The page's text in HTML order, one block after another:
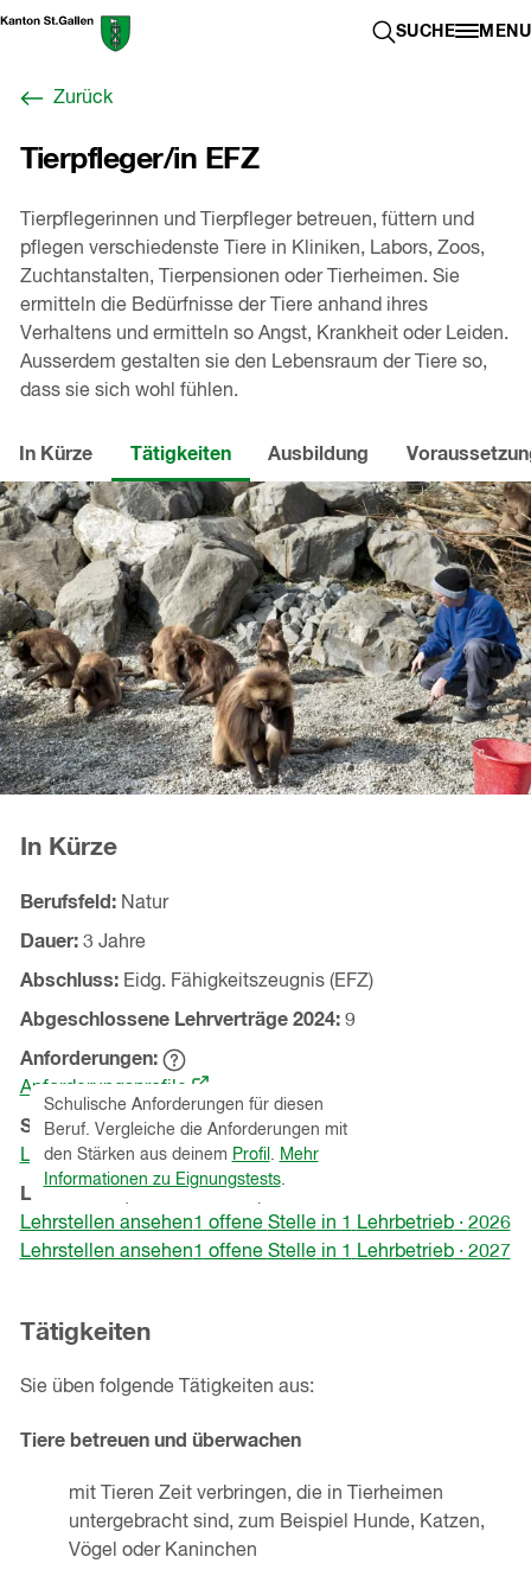
Zum
Berufswahl-
Startseite
SUCHE
SUCHE MENU
Zurück
Tierpfleger/in EFZ
Tierpflegerinnen und Tierpfleger betreuen, füttern und
pflegen verschiedenste Tiere in Kliniken, Labors, Zoos,
Zuchtanstalten, Tierpensionen oder Tierheimen. Sie
ermitteln die Bedürfnisse der Tiere anhand ihres
Verhaltens und ermitteln so Angst, Krankheit oder Leiden.
Ausserdem gestalten sie den Lebensraum der Tiere so,
dass sie sich wohl fühlen.
In Kürze Tätigkeiten Ausbildung
In Kürze
Berufsfeld
Natur
Dauer 3 Jahre
Abschluss
Eidg. Fähigkeitszeugnis (EFZ)
Abgeschlossene Lehrverträge 2024 9
Anforderungen
Hinweistext
einblenden
Schulische Anforderungen für diesen
Beruf. Vergleiche die Anforderungen mit
den Stärken aus deinem Profil . Mehr
Informationen zu Eignungstests.
Anforderungsprofile (öffnet
in
einem
neuen
Schnupperlehren (KantonSt.Gallen)
Lehrbetriebe ansehen
Lehrstellen
Lehrstellen ansehen1 offene Stellein 1 Lehrbetrieb· 2026
Lehrstellen ansehen1 offene Stellein 1 Lehrbetrieb· 2027
Tätigkeiten
Sie üben folgende Tätigkeiten aus:
Tiere betreuen und überwachen
mit Tieren Zeit verbringen, die in Tierheimen
untergebracht sind, zum Beispiel Hunde, Katzen,
Vögel oder Kaninchen